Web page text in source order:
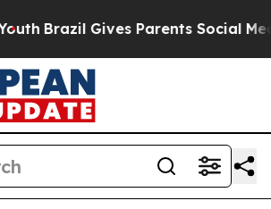
Brazil Gives Parents Social Media